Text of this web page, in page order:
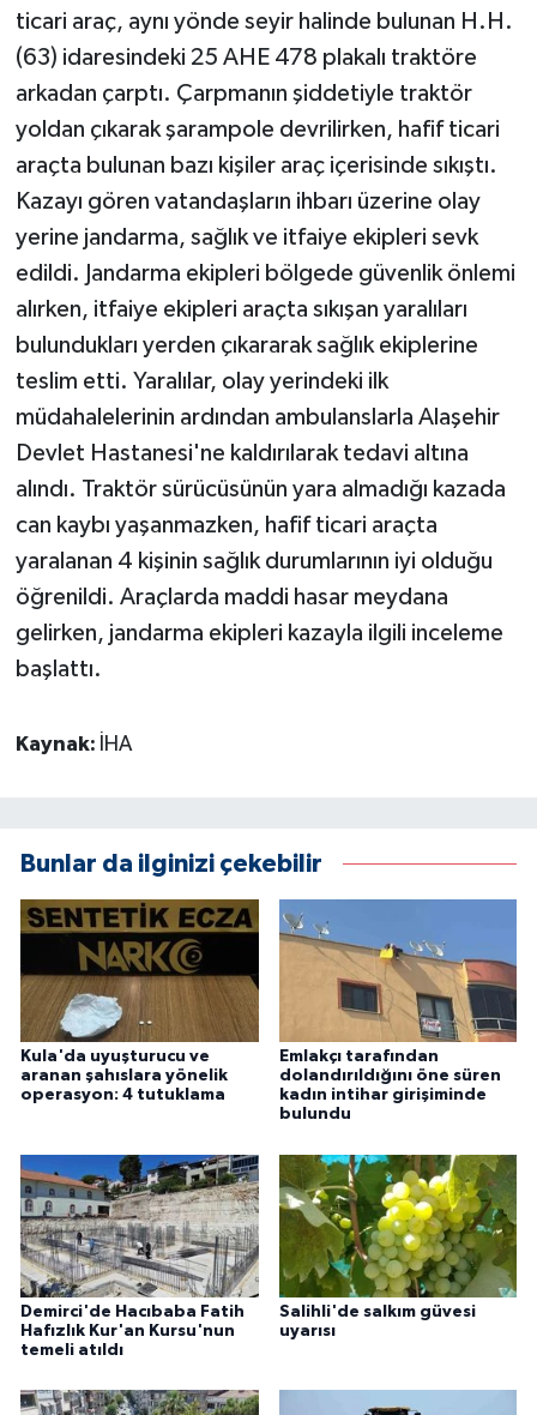
ticari araç, aynı yönde seyir halinde bulunan H.H.
(63) idaresindeki 25 AHE 478 plakalı traktöre
arkadan çarptı. Çarpmanın şiddetiyle traktör
yoldan çıkarak şarampole devrilirken, hafif ticari
araçta bulunan bazı kişiler araç içerisinde sıkıştı.
Kazayı gören vatandaşların ihbarı üzerine olay
yerine jandarma, sağlık ve itfaiye ekipleri sevk
edildi. Jandarma ekipleri bölgede güvenlik önlemi
alırken, itfaiye ekipleri araçta sıkışan yaralıları
bulundukları yerden çıkararak sağlık ekiplerine
teslim etti. Yaralılar, olay yerindeki ilk
müdahalelerinin ardından ambulanslarla Alaşehir
Devlet Hastanesi'ne kaldırılarak tedavi altına
alındı. Traktör sürücüsünün yara almadığı kazada
can kaybı yaşanmazken, hafif ticari araçta
yaralanan 4 kişinin sağlık durumlarının iyi olduğu
öğrenildi. Araçlarda maddi hasar meydana
gelirken, jandarma ekipleri kazayla ilgili inceleme
başlattı.
Kaynak: İHA
Bunlar da ilginizi çekebilir
Kula'da uyuşturucu ve
aranan şahıslara yönelik
operasyon: 4 tutuklama
Emlakçı tarafından
dolandırıldığını öne süren
kadın intihar girişiminde
bulundu
Demirci'de Hacıbaba Fatih
Hafızlık Kur'an Kursu'nun
temeli atıldı
Salihli'de salkım güvesi
uyarısı